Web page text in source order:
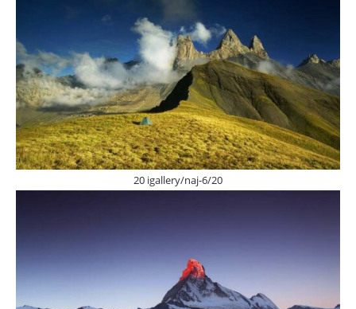
20 igallery/naj-6/20